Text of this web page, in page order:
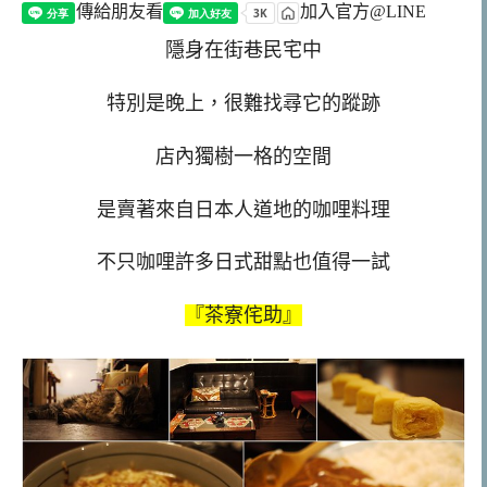
傳給朋友看 加入官方@LINE
隱身在街巷民宅中
特別是晚上，很難找尋它的蹤跡
店內獨樹一格的空間
是賣著來自日本人道地的咖哩料理
不只咖哩許多日式甜點也值得一試
『茶寮侘助』